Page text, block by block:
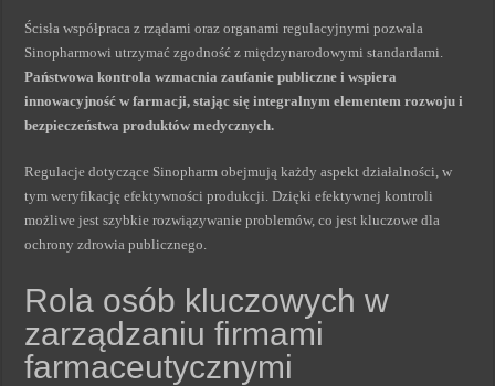
Ścisła współpraca z rządami oraz organami regulacyjnymi pozwala
Sinopharmowi utrzymać zgodność z międzynarodowymi standardami.
Państwowa kontrola wzmacnia zaufanie publiczne i wspiera
innowacyjność w farmacji, stając się integralnym elementem rozwoju i
bezpieczeństwa produktów medycznych.
Regulacje dotyczące Sinopharm obejmują każdy aspekt działalności, w
tym weryfikację efektywności produkcji. Dzięki efektywnej kontroli
możliwe jest szybkie rozwiązywanie problemów, co jest kluczowe dla
ochrony zdrowia publicznego.
Rola osób kluczowych w
zarządzaniu firmami
farmaceutycznymi